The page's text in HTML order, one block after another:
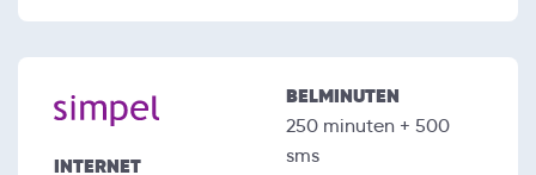
INTERNET
BELMINUTEN
250 minuten + 500
sms